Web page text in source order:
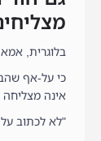
בלוגרית, אמא לילדה בת 14,
כי על-אף
אינה
"לא לכתוב על